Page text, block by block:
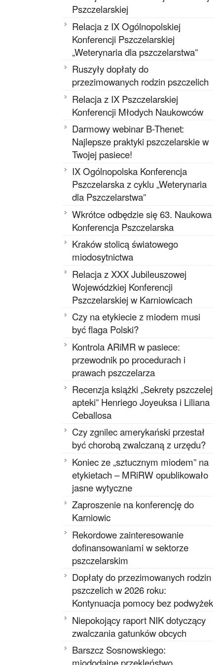
Pszczelarskiej
Relacja z IX Ogólnopolskiej
Konferencji Pszczelarskiej
„Weterynaria dla pszczelarstwa”
Ruszyły dopłaty do
przezimowanych rodzin pszczelich
Relacja z IX Pszczelarskiej
Konferencji Młodych Naukowców
Darmowy webinar B-Thenet:
Najlepsze praktyki pszczelarskie w
Twojej pasiece!
IX Ogólnopolska Konferencja
Pszczelarska z cyklu „Weterynaria
dla Pszczelarstwa”
Wkrótce odbędzie się 63. Naukowa
Konferencja Pszczelarska
Kraków stolicą światowego
miodosytnictwa
Relacja z XXX Jubileuszowej
Wojewódzkiej Konferencji
Pszczelarskiej w Karniowicach
Czy na etykiecie z miodem musi
być flaga Polski?
Kontrola ARiMR w pasiece:
przewodnik po procedurach i
prawach pszczelarza
Recenzja książki „Sekrety pszczelej
apteki” Henriego Joyeuksa i Liliana
Ceballosa
Czy zgnilec amerykański przestał
być chorobą zwalczaną z urzędu?
Koniec ze „sztucznym miodem” na
etykietach – MRiRW opublikowało
jasne wytyczne
Zaproszenie na konferencję do
Karniowic
Rekordowe zainteresowanie
dofinansowaniami w sektorze
pszczelarskim
Dopłaty do przezimowanych rodzin
pszczelich w 2026 roku:
Kontynuacja pomocy bez podwyżek
Niepokojący raport NIK dotyczący
zwalczania gatunków obcych
Barszcz Sosnowskiego: